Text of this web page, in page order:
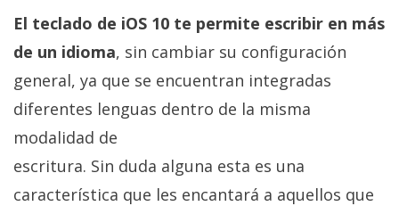
El teclado de iOS 10 te permite escribir en más
de un idioma, sin cambiar su configuración
general, ya que se encuentran integradas
diferentes lenguas dentro de la misma
modalidad de
escritura. Sin duda alguna esta es una
característica que les encantará a aquellos que